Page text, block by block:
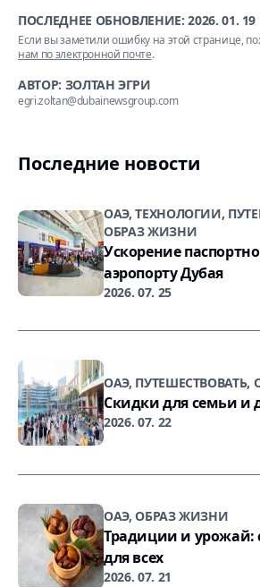
ПОСЛЕДНЕЕ ОБНОВЛЕНИЕ:2026. 01. 19
Если вы заметили ошибку на этой странице,
нам по электронной почте.
АВТОР: ЗОЛТАН ЭГРИ
egri.zoltan@dubainewsgroup.com
Последние новости
ОАЭ, ТЕХНОЛОГИИ,
ОБРАЗ ЖИЗНИ
Ускорение
аэропорту Дубая
2026. 07. 25
ОАЭ,
Скидки для семьи и
2026. 07. 22
ОАЭ, ОБРАЗ ЖИЗНИ
Традиции и
для всех
2026. 07. 21